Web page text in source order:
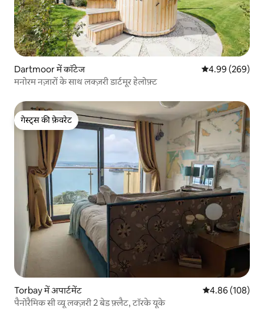
Dartmoor में कॉटेज औसत रेटिंग 5 में से
4.99 (269)
मनोरम नज़ारों के साथ लक्ज़री डार्टमूर हेलोफ़्ट
गेस्ट्स की फ़ेवरेट
गेस्ट्स की फ़ेवरेट
Torbay में अपार्टमेंट औसत रेटिंग 5 में से
4.86 (108)
पैनोरैमिक सी व्यू लक्ज़री 2 बेड फ़्लैट, टॉरके यूके